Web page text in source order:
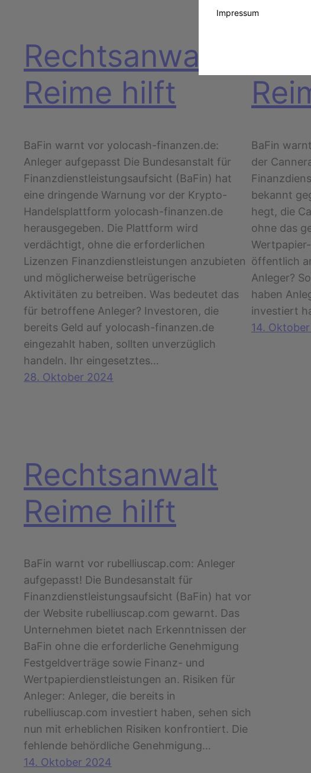
Rechtsanwalt
Reime hilft
BaFin warnt vor yolocash-finanzen.de:
Anleger aufgepasst Die Bundesanstalt für
Finanzdienstleistungsaufsicht (BaFin) hat
eine dringende Warnung vor der Krypto-
Handelsplattform yolocash-finanzen.de
herausgegeben. Die Plattform wird
verdächtigt, ohne die erforderlichen
Lizenzen Finanzdienstleistungen anzubieten
und möglicherweise betrügerische
Aktivitäten zu betreiben. Was bedeutet das
für betroffene Anleger? Investoren, die
bereits Geld auf yolocash-finanzen.de
eingezahlt haben, sollten unverzüglich
handeln. Ihr eingesetztes…
28. Oktober 2024
BaFin
der
bekannt
hegt, die
ohne das
öffentlich
Anleger?
haben
investiert
14.
Rechtsanwalt
Reime hilft
BaFin warnt vor rubelliuscap.com: Anleger
aufgepasst! Die Bundesanstalt für
Finanzdienstleistungsaufsicht (BaFin) hat vor
der Website rubelliuscap.com gewarnt. Das
Unternehmen bietet nach Erkenntnissen der
BaFin ohne die erforderliche Genehmigung
Festgeldverträge sowie Finanz- und
Wertpapierdienstleistungen an. Risiken für
Anleger: Anleger, die bereits in
rubelliuscap.com investiert haben, sehen sich
nun mit erheblichen Risiken konfrontiert. Die
fehlende behördliche Genehmigung…
14. Oktober 2024
Impressum